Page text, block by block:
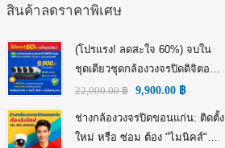
สินค้าลดราคาพิเศษ
(โปรแรง! ลดสะใจ 60%) จบใน
ชุดเดียวชุดกล้องวงจรปิดดิจิตอล
IP Tiandy 4MP (คมชัดกว่า Full
22,000.00฿ 9,900.00 ฿
ช่างกล้องวงจรปิดขอนแก่น: ติดตั้ง
ใหม่ หรือ ซ่อม ต้อง "ไมนิคส์"